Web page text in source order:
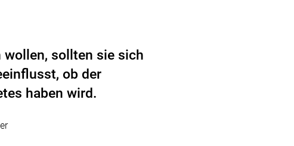
wollen, sollten sie sich
ob der
haben wird.